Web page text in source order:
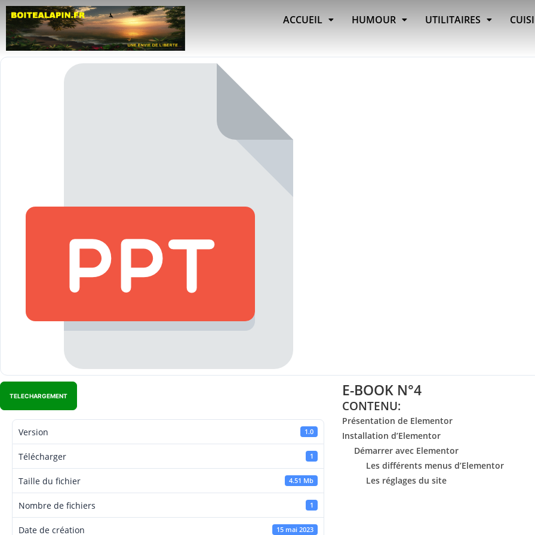
ACCUEIL HUMOUR UTILITAIRES
TELECHARGEMENT
Version 1.0
Télécharger 1
Taille du fichier 4.51 Mb
Nombre de fichiers 1
Date de création 15 mai 2023
E-BOOK N°4
CONTENU:
Présentation de Elementor
Installation d’Elementor
Démarrer avec Elementor
Les différents menus d’Elementor
Les réglages du site